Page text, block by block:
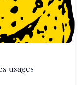
usages